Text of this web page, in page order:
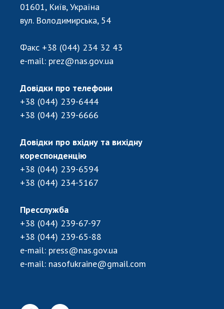
Відкрита наука в НАН України
Підготовка наукових кадрів
Членство в міжнародних організаціях
Міжнародні угоди
Міжнародні програми та конкурси
ДОКУМЕНТИ
Нормативні акти НАН України
Державний бюджет НАН України
Вибори до складу НАН України
Бланки документів
НОВИНИ
ЗАСІДАННЯ ПРЕЗИДІЇ НАН УКРАЇНИ
НАУКОВІ ВИДАННЯ
01601, Київ, Україна
вул. Володимирська, 54
Факс +38 (044) 234 32 43
e-mail: prez@nas.gov.ua
Довідки про телефони
+38 (044) 239-6444
+38 (044) 239-6666
Довідки про вхідну та вихідну
кореспонденцію
+38 (044) 239-6594
+38 (044) 234-5167
Пресслужба
+38 (044) 239-67-97
+38 (044) 239-65-88
e-mail: press@nas.gov.ua
e-mail: nasofukraine@gmail.com